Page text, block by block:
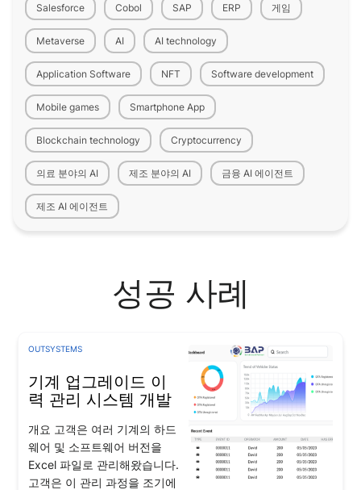
Salesforce Cobol SAP ERP 게임
Metaverse AI AI technology
Application Software NFT Software development
Mobile games Smartphone App
Blockchain technology Cryptocurrency
의료 분야의 AI 제조 분야의 AI 금융 AI 에이전트
제조 AI 에이전트
성공 사례
OUTSYSTEMS
기계 업그레이드 이
력 관리 시스템 개발
개요 고객은 여러 기계의 하드
웨어 및 소프트웨어 버전을
Excel 파일로 관리해왔습니다.
고객은 이 관리 과정을 조기에